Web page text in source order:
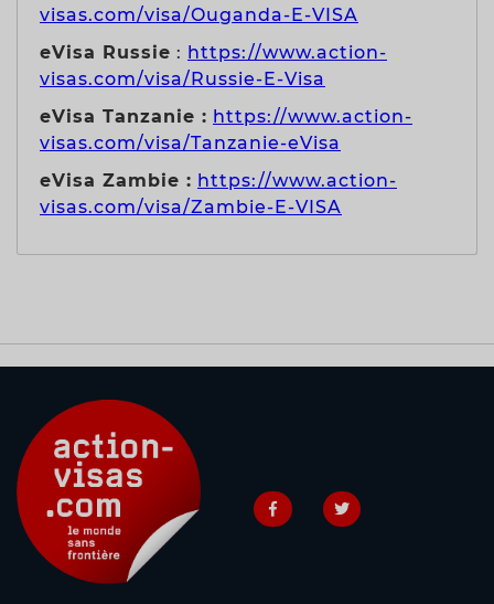
visas.com/visa/Ouganda-E-VISA
eVisa Russie : https://www.action-
visas.com/visa/Russie-E-Visa
eVisa Tanzanie : https://www.action-
visas.com/visa/Tanzanie-eVisa
eVisa Zambie : https://www.action-
visas.com/visa/Zambie-E-VISA